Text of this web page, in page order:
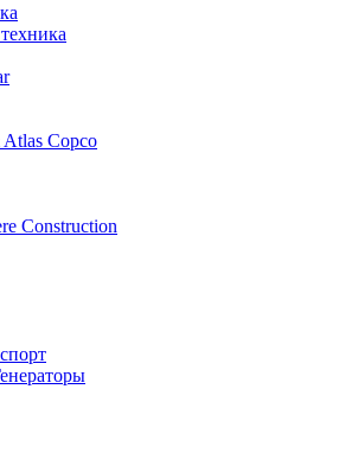
Copco
Construction